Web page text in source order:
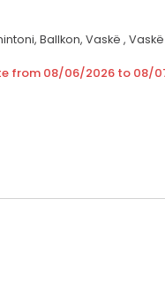
Ballkon, Vaskë ,
from 08/06/2026 to 08/